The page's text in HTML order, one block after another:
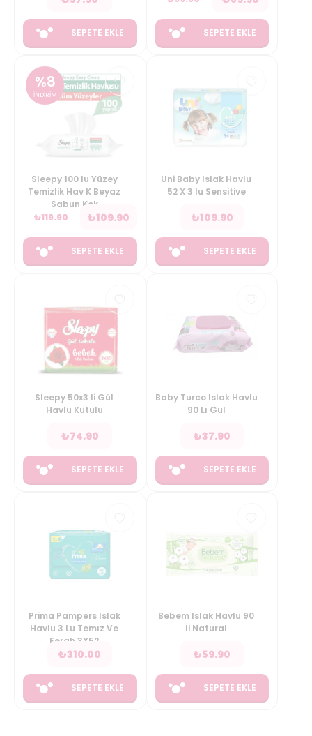
SEPETE EKLE SEPETE EKLE
%8
İNDİRİM
Sleepy 100 lu Yüzey
Temizlik Hav K Beyaz
Sabun Kok
₺119.90 ₺109.90
SEPETE EKLE
Uni Baby Islak Havlu
52 X 3 lu Sensitive
₺109.90
SEPETE EKLE
Sleepy 50x3 li Gül
Havlu Kutulu
₺74.90
SEPETE EKLE
Baby Turco Islak Havlu
90 Lı Gul
₺37.90
SEPETE EKLE
Prima Pampers Islak
Havlu 3 Lu Temız Ve
Ferah 3X52
₺310.00
SEPETE EKLE
Bebem Islak Havlu 90
li Natural
₺59.90
SEPETE EKLE